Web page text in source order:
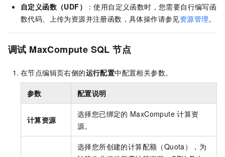
自定义函数（UDF）
：使用自定义函数时，您需要自行编写函
数代码、上传为资源并注册函数，具体操作请参见资源管理。
调试 MaxCompute SQL 节点
在节点编辑页右侧的运行配置中配置相关参数。
参数 配置说明
计算资源
选择您已绑定的 MaxCompute 计算资
源。
选择您所创建的计算配额（Quota），为